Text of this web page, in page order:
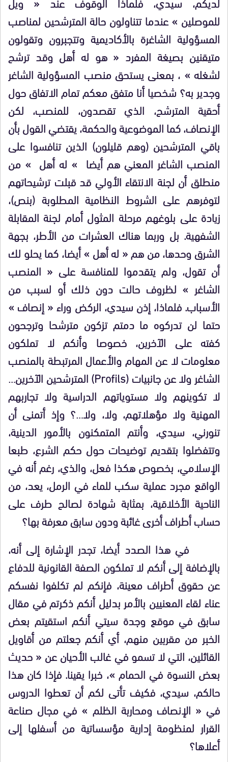
للموصلين » عندما تتناولون حالة المترشحين لمناصب
المسؤولية الشاغرة بالأكاديمية وتتجبرون وتقولون
متيقنين بصيغة المفرد « هو له أهل وقد ترشح
لشغله » ، بمعنى يستحق منصب المسؤولية الشاغر
وجدير به؟ شخصيا أنا متفق معكم تمام الاتفاق حول
أحقية المترشح، الذي تقصدون، للمنصب، لكن
الإنصاف، كما الموضوعية والحكمة، يقتضي القول بأن
باقي المترشحين (وهم قليلون) الذين تنافسوا على
المنصب الشاغر المعني هم أيضا » له أهل » من
منطلق أن لجنة الانتقاء الأولي قد قبلت ترشيحاتهم
لتوفرهم على الشروط النظامية المطلوبة (بنص)،
زيادة على بلوغهم مرحلة المثول أمام لجنة المقابلة
الشفهية. بل وربما هناك العشرات من الأطر، بجهة
الشرق وحدها، من هم « له أهل » أيضا، كما يحلو لك
أن تقول، ولم يتقدموا للمنافسة على « المنصب
الشاغر » لظروف حالت دون ذلك أو لسبب من
الأسباب. فلماذا، إذن سيدي، الركض وراء « إنصاف »
حتما لن تدركوه ما دمتم تزكون مترشحا وترجحون
كفته على الآخرين، خصوصا وأنكم لا تملكون
معلومات لا عن المهام والأعمال المرتبطة بالمنصب
الشاغر ولا عن جانبيات (Profils) المترشحين الآخرين…
لا تكوينهم ولا مستوياتهم الدراسية ولا تجاربهم
المهنية ولا مؤهلاتهم، ولا، ولا…؟ وإذ أتمنى أن
تنورني، سيدي، وأنتم المتمكنون بالأمور الدينية،
وتتفضلوا بتقديم توضيحات حول حكم الشرع، طبعا
الإسلامي، بخصوص هكذا فعل، والذي، رغم أنه في
الواقع مجرد عملية سكب للماء في الرمل، يعد، من
الناحية الأخلاقية، بمثابة شهادة لصالح طرف على
حساب أطراف أخرى غائبة ودون سابق معرفة بها؟
في هذا الصدد أيضا، تجدر الإشارة إلى أنه،
بالإضافة إلى أنكم لا تملكون الصفة القانونية للدفاع
عن حقوق أطراف معينة، فإنكم لم تكلفوا نفسكم
عناء لقاء المعنيين بالأمر بدليل أنكم ذكرتم في مقال
سابق في موقع وجدة سيتي أنكم استقيتم بعض
الخبر من مقربين منهم، أي أنكم جعلتم من أقاويل
القائلين، التي لا تسمو في غالب الأحيان عن « حديث
بعض النسوة في الحمام »، خبرا يقينا. فإذا كان هذا
حالكم، سيدي، فكيف تأتى لكم أن تعطوا الدروس
في « الإنصاف ومحاربة الظلم » في مجال صناعة
القرار لمنظومة إدارية مؤسساتية من أسفلها إلى
أعلاها؟